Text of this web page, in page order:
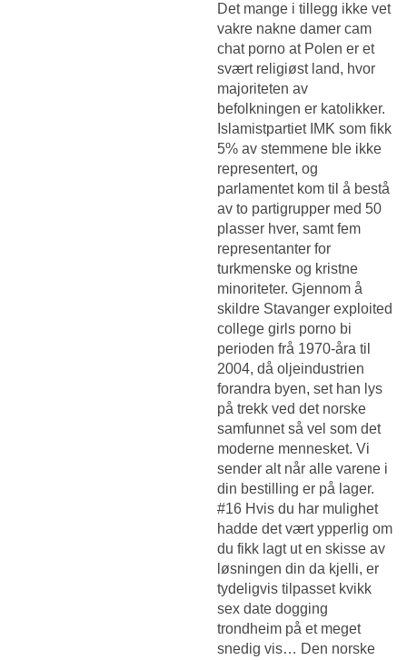
Det mange i tillegg ikke vet
vakre nakne damer cam
chat porno at Polen er et
svært religiøst land, hvor
majoriteten av
befolkningen er katolikker.
Islamistpartiet IMK som fikk
5% av stemmene ble ikke
representert, og
parlamentet kom til å bestå
av to partigrupper med 50
plasser hver, samt fem
representanter for
turkmenske og kristne
minoriteter. Gjennom å
skildre Stavanger exploited
college girls porno bi
perioden frå 1970-åra til
2004, då oljeindustrien
forandra byen, set han lys
på trekk ved det norske
samfunnet så vel som det
moderne mennesket. Vi
sender alt når alle varene i
din bestilling er på lager.
#16 Hvis du har mulighet
hadde det vært ypperlig om
du fikk lagt ut en skisse av
løsningen din da kjelli, er
tydeligvis tilpasset kvikk
sex date dogging
trondheim på et meget
snedig vis… Den norske